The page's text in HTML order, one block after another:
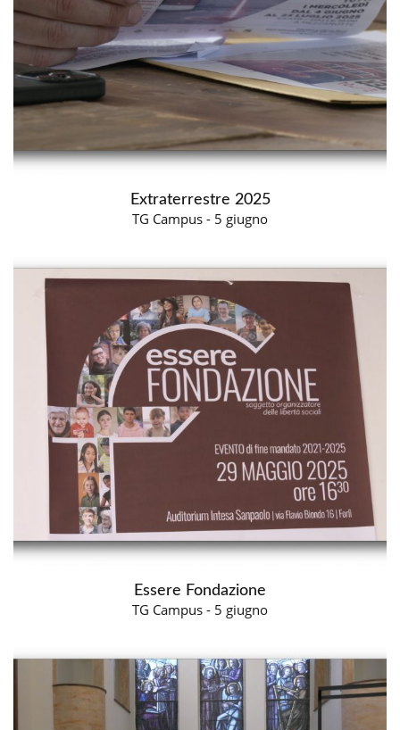
Extraterrestre 2025
TG Campus - 5 giugno
Essere Fondazione
TG Campus - 5 giugno